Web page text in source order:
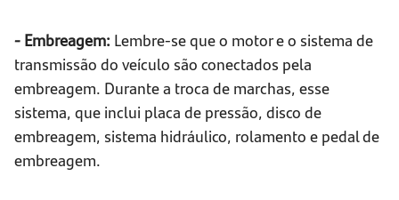
- Embreagem: Lembre-se que o motor e o sistema de
transmissão do veículo são conectados pela
embreagem. Durante a troca de marchas, esse
sistema, que inclui placa de pressão, disco de
embreagem, sistema hidráulico, rolamento e pedal de
embreagem.